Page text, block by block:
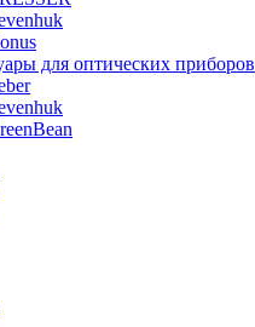
для оптических приборов